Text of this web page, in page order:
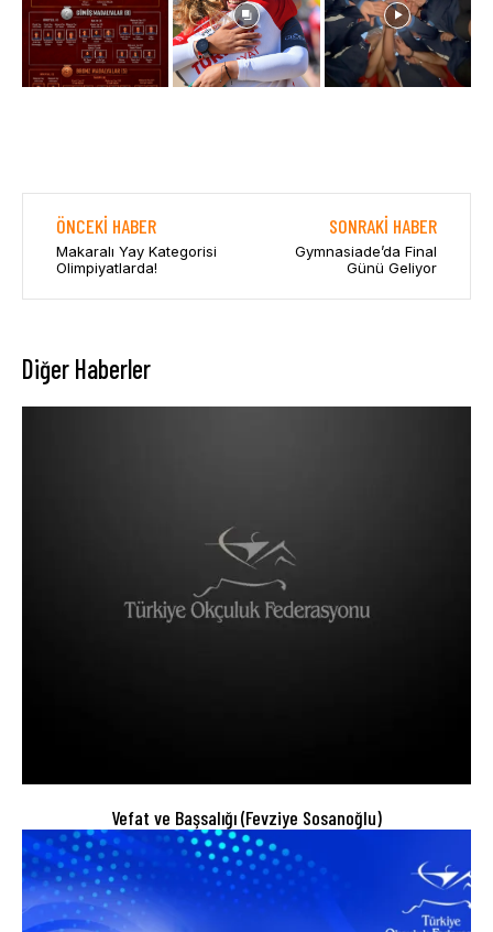
ÖNCEKI HABER
Makaralı Yay Kategorisi
Olimpiyatlarda!
SONRAKI HABER
Gymnasiade’da Final
Günü Geliyor
Diğer Haberler
Vefat ve Başsalığı (Fevziye Sosanoğlu)